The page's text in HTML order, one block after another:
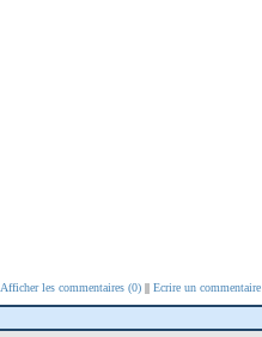
Afficher les commentaires (0)|| Ecrire un commentaire